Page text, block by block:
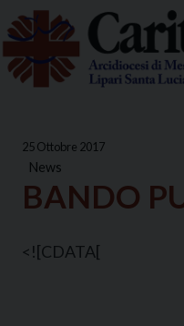
Skip
to
content
25 Ottobre 2017
News
BANDO
<![CDATA[